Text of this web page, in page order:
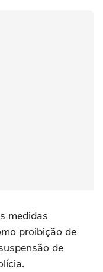
medidas
proibição de
de